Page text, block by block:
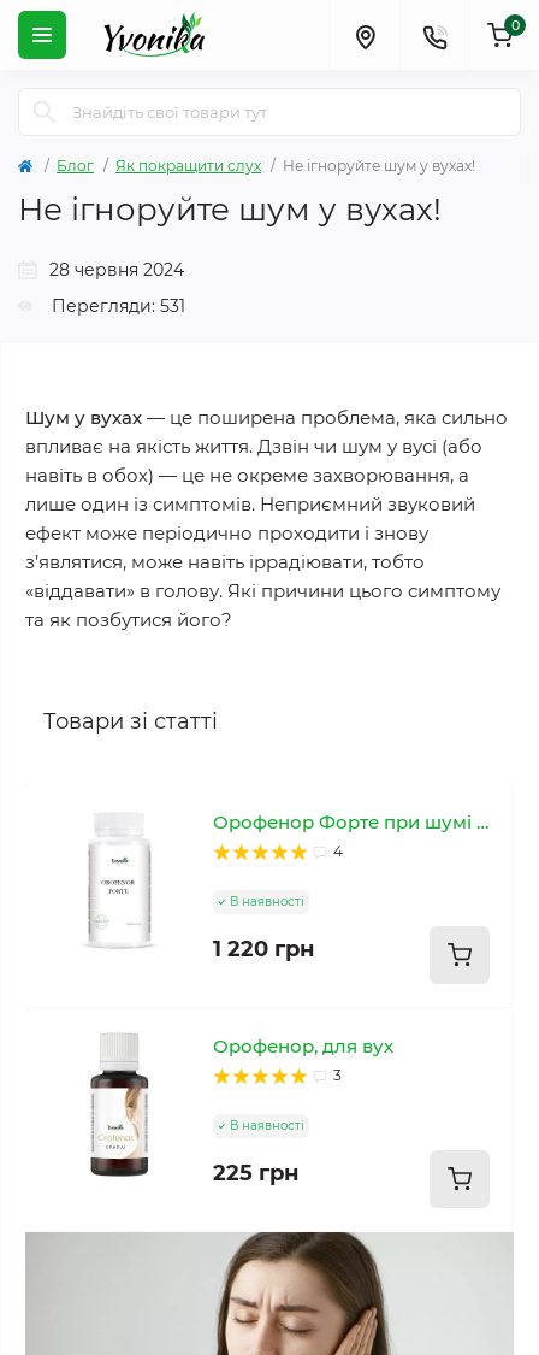
0
Блог Як покращити слух Не ігноруйте шум у вухах!
Не ігноруйте шум у вухах!
28 червня 2024
Перегляди: 531
Шум у вухах — це поширена проблема, яка сильно
впливає на якість життя. Дзвін чи шум у вусі (або
навіть в обох) — це не окреме захворювання, а
лише один із симптомів. Неприємний звуковий
ефект може періодично проходити і знову
з’являтися, може навіть іррадіювати, тобто
«віддавати» в голову. Які причини цього симптому
та як позбутися його?
Товари зі статті
Орофенор Форте при шумі у вухах
4
В наявності
1 220 грн
Орофенор, для вух
3
В наявності
225 грн